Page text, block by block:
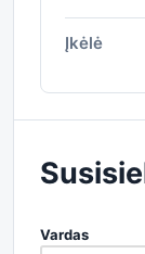
Įkėlė
Vardas